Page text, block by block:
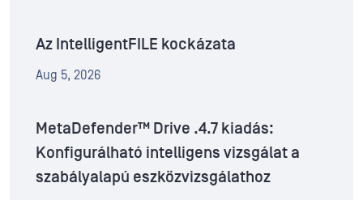
Az IntelligentFILE kockázata
Aug 5, 2026
MetaDefender™ Drive .4.7 kiadás:
Konfigurálható intelligens vizsgálat a
szabályalapú eszközvizsgálathoz